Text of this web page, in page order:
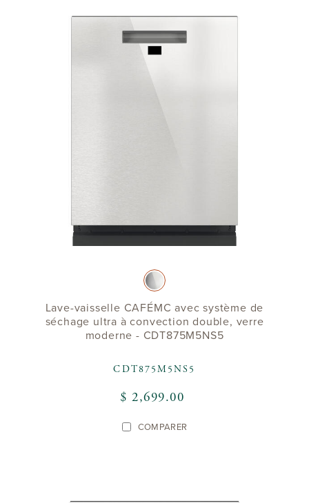
Lave-vaisselle CAFÉMC avec système de
séchage ultra à convection double, verre
moderne - CDT875M5NS5
CDT875M5NS5
$ 2,699.00
COMPARER